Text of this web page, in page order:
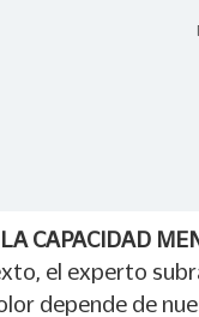
CAPACIDAD
el experto
depende de